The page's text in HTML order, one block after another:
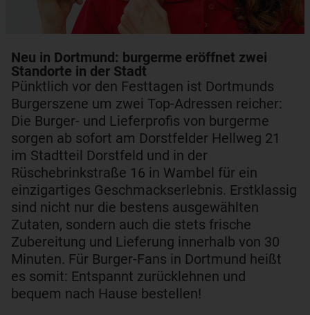
Neu in Dortmund: burgerme eröffnet zwei
Standorte in der Stadt
Pünktlich vor den Festtagen ist Dortmunds
Burgerszene um zwei Top-Adressen reicher:
Die Burger- und Lieferprofis von burgerme
sorgen ab sofort am Dorstfelder Hellweg 21
im Stadtteil Dorstfeld und in der
Rüschebrinkstraße 16 in Wambel für ein
einzigartiges Geschmackserlebnis. Erstklassig
sind nicht nur die bestens ausgewählten
Zutaten, sondern auch die stets frische
Zubereitung und Lieferung innerhalb von 30
Minuten. Für Burger-Fans in Dortmund heißt
es somit: Entspannt zurücklehnen und
bequem nach Hause bestellen!